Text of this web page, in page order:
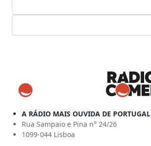
A RÁDIO MAIS OUVIDA DE PORTUGAL
Rua Sampaio e Pina n° 24/26
1099-044 Lisboa